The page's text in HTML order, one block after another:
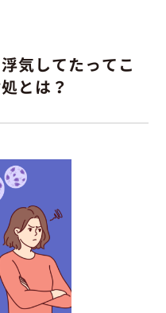
気してたってこ
とは？